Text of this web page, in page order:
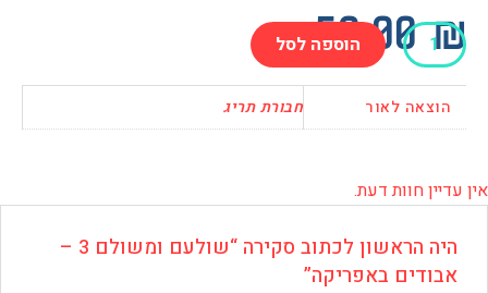
הוספה לסל
לאור חבורת תריג
חוות דעת.
היה הראשון לכתוב סקירה “שולעם ומשולם 3 –
באפריקה”